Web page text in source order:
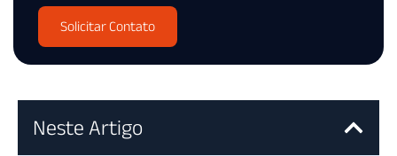
Solicitar Contato
Neste Artigo